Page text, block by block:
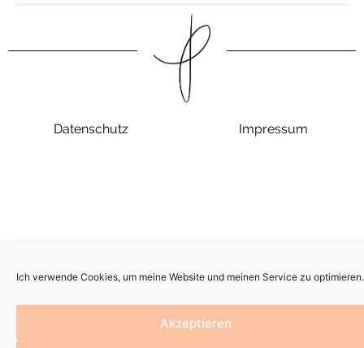
Ich verwende Cookies, um meine Website und meinen Service zu optimieren.
Akzeptieren
Datenschutz Impressum